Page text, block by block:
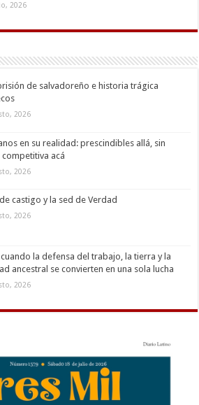
2026
de salvadoreño e historia trágica
2026
en su realidad: prescindibles allá, sin
competitiva acá
2026
castigo y la sed de Verdad
2026
cuando la defensa del trabajo, la tierra y la
ancestral se convierten en una sola lucha
2026